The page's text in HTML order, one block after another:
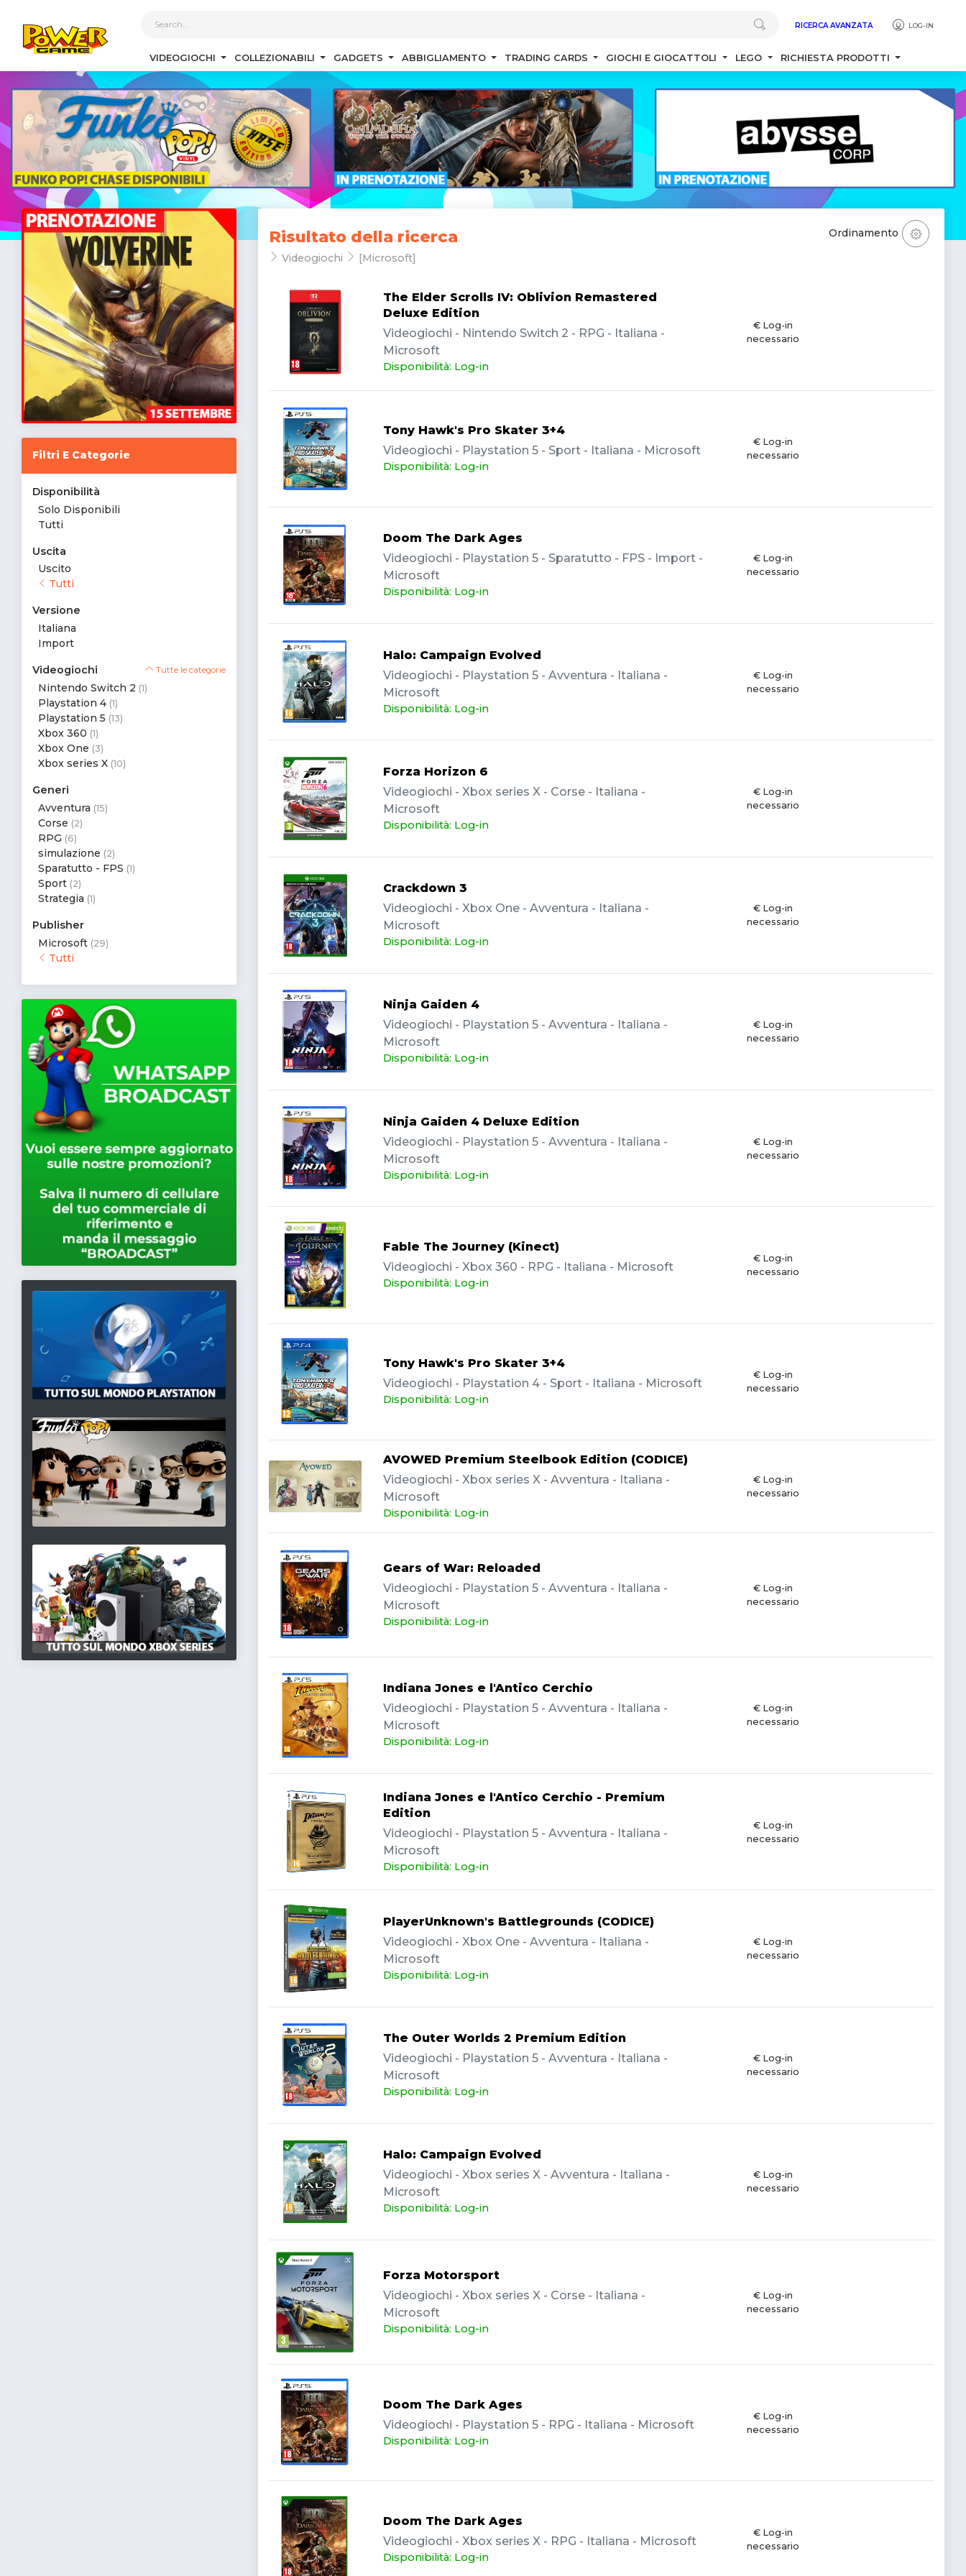
RICERCA AVANZATA LOG-IN
VIDEOGIOCHI COLLEZIONABILI GADGETS ABBIGLIAMENTO TRADING CARDS GIOCHI E GIOCATTOLI LEGO RICHIESTA PRODOTTI
Filtri E Categorie
Disponibilità
Solo Disponibili
Tutti
Uscita
Uscito
Tutti
Versione
Italiana
Import
Videogiochi Tutte le categorie
Nintendo Switch 2 (1)
Playstation 4 (1)
Playstation 5 (13)
Xbox 360 (1)
Xbox One (3)
Xbox series X (10)
Generi
Avventura (15)
Corse (2)
RPG (6)
simulazione (2)
Sparatutto - FPS (1)
Sport (2)
Strategia (1)
Publisher
Microsoft (29)
Tutti
Risultato della ricerca
Videogiochi [Microsoft]
Ordinamento
The Elder Scrolls IV: Oblivion Remastered
Deluxe Edition
Videogiochi - Nintendo Switch 2 - RPG - Italiana -
Microsoft
Disponibilità: Log-in
€ Log-in
necessario
Tony Hawk's Pro Skater 3+4
Videogiochi - Playstation 5 - Sport - Italiana - Microsoft
Disponibilità: Log-in
€ Log-in
necessario
Doom The Dark Ages
Videogiochi - Playstation 5 - Sparatutto - FPS - Import -
Microsoft
Disponibilità: Log-in
€ Log-in
necessario
Halo: Campaign Evolved
Videogiochi - Playstation 5 - Avventura - Italiana -
Microsoft
Disponibilità: Log-in
€ Log-in
necessario
Forza Horizon 6
Videogiochi - Xbox series X - Corse - Italiana -
Microsoft
Disponibilità: Log-in
€ Log-in
necessario
Crackdown 3
Videogiochi - Xbox One - Avventura - Italiana -
Microsoft
Disponibilità: Log-in
€ Log-in
necessario
Ninja Gaiden 4
Videogiochi - Playstation 5 - Avventura - Italiana -
Microsoft
Disponibilità: Log-in
€ Log-in
necessario
Ninja Gaiden 4 Deluxe Edition
Videogiochi - Playstation 5 - Avventura - Italiana -
Microsoft
Disponibilità: Log-in
€ Log-in
necessario
Fable The Journey (Kinect)
Videogiochi - Xbox 360 - RPG - Italiana - Microsoft
Disponibilità: Log-in
€ Log-in
necessario
Tony Hawk's Pro Skater 3+4
Videogiochi - Playstation 4 - Sport - Italiana - Microsoft
Disponibilità: Log-in
€ Log-in
necessario
AVOWED Premium Steelbook Edition (CODICE)
Videogiochi - Xbox series X - Avventura - Italiana -
Microsoft
Disponibilità: Log-in
€ Log-in
necessario
Gears of War: Reloaded
Videogiochi - Playstation 5 - Avventura - Italiana -
Microsoft
Disponibilità: Log-in
€ Log-in
necessario
Indiana Jones e l'Antico Cerchio
Videogiochi - Playstation 5 - Avventura - Italiana -
Microsoft
Disponibilità: Log-in
€ Log-in
necessario
Indiana Jones e l'Antico Cerchio - Premium
Edition
Videogiochi - Playstation 5 - Avventura - Italiana -
Microsoft
Disponibilità: Log-in
€ Log-in
necessario
PlayerUnknown's Battlegrounds (CODICE)
Videogiochi - Xbox One - Avventura - Italiana -
Microsoft
Disponibilità: Log-in
€ Log-in
necessario
The Outer Worlds 2 Premium Edition
Videogiochi - Playstation 5 - Avventura - Italiana -
Microsoft
Disponibilità: Log-in
€ Log-in
necessario
Halo: Campaign Evolved
Videogiochi - Xbox series X - Avventura - Italiana -
Microsoft
Disponibilità: Log-in
€ Log-in
necessario
Forza Motorsport
Videogiochi - Xbox series X - Corse - Italiana -
Microsoft
Disponibilità: Log-in
€ Log-in
necessario
Doom The Dark Ages
Videogiochi - Playstation 5 - RPG - Italiana - Microsoft
Disponibilità: Log-in
€ Log-in
necessario
Doom The Dark Ages
Videogiochi - Xbox series X - RPG - Italiana - Microsoft
Disponibilità: Log-in
€ Log-in
necessario